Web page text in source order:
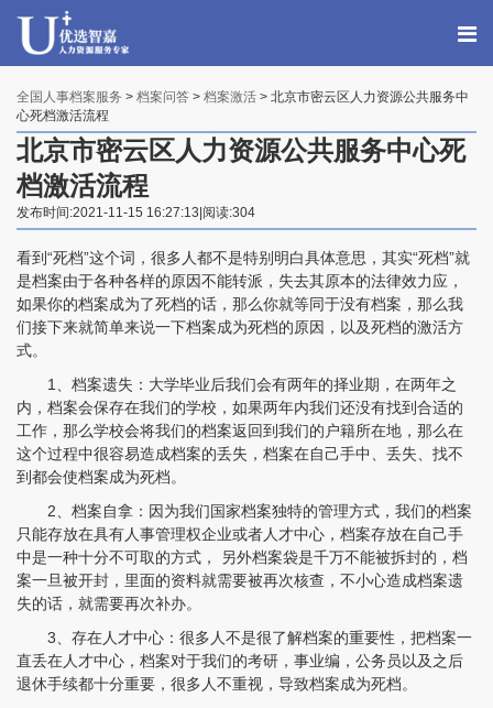
全国人事档案服务 > 档案问答 > 档案激活 > 北京市密云区人力资源公共服务中
心死档激活流程
北京市密云区人力资源公共服务中心死
档激活流程
发布时间:2021-11-15 16:27:13|阅读:304
看到“死档”这个词，很多人都不是特别明白具体意思，其实“死档”就
是档案由于各种各样的原因不能转派，失去其原本的法律效力应，
如果你的档案成为了死档的话，那么你就等同于没有档案，那么我
们接下来就简单来说一下档案成为死档的原因，以及死档的激活方
式。
1、档案遗失：大学毕业后我们会有两年的择业期，在两年之
内，档案会保存在我们的学校，如果两年内我们还没有找到合适的
工作，那么学校会将我们的档案返回到我们的户籍所在地，那么在
这个过程中很容易造成档案的丢失，档案在自己手中、丢失、找不
到都会使档案成为死档。
2、档案自拿：因为我们国家档案独特的管理方式，我们的档案
只能存放在具有人事管理权企业或者人才中心，档案存放在自己手
中是一种十分不可取的方式， 另外档案袋是千万不能被拆封的，档
案一旦被开封，里面的资料就需要被再次核查，不小心造成档案遗
失的话，就需要再次补办。
3、存在人才中心：很多人不是很了解档案的重要性，把档案一
直丢在人才中心，档案对于我们的考研，事业编，公务员以及之后
退休手续都十分重要，很多人不重视，导致档案成为死档。